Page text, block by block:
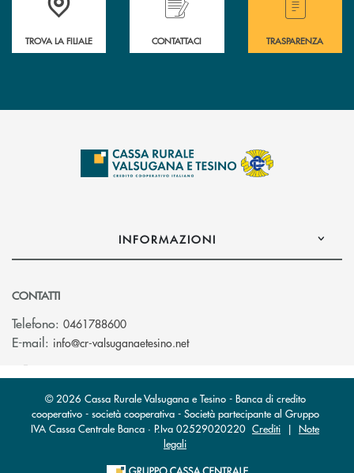
TROVA LA FILIALE CONTATTACI TRASPARENZA
INFORMAZIONI
CONTATTI
Telefono: 0461788600
E-mail: info@cr-valsuganaetesino.net(si apre l’app di posta
© 2026 Cassa Rurale Valsugana e Tesino - Banca di credito
cooperativo - società cooperativa - Società partecipante al Gruppo
IVA Cassa Centrale Banca · P.Iva 02529020220 Crediti | Note
legali